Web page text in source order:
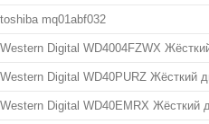
toshiba mq01abf032
Western Digital WD4004FZWX
Western Digital WD40PURZ Жёсткий
Western Digital WD40EMRX Жёсткий